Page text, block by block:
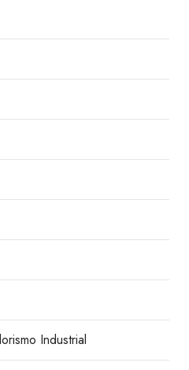
Industrial